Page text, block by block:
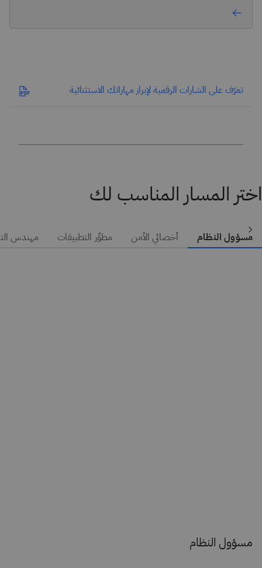
تعرّف على الشارات الرقمية لإبراز مهاراتك الاستثنائية
اختر المسار المناسب لك
مسؤول النظام أخصائي الأمن مطوِّر التطبيقات مهندس
مسؤول النظام